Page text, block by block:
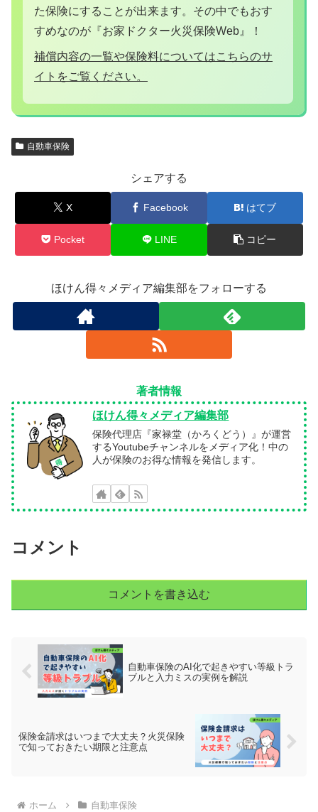
た保険にすることが出来ます。その中でもおす
すめなのが『お家ドクター火災保険Web』！
補償内容の一覧や保険料についてはこちらのサ
イトをご覧ください。
自動車保険
シェアする
X Facebook はてブ
Pocket LINE コピー
ほけん得々メディア編集部をフォローする
著者情報
ほけん得々メディア編集部
保険代理店『家禄堂（かろくどう）』が運営
するYoutubeチャンネルをメディア化！中の
人が保険のお得な情報を発信します。
コメント
コメントを書き込む
自動車保険のAI化で起きやすい等級トラ
ブルと入力ミスの実例を解説
保険金請求はいつまで大丈夫？火災保険
で知っておきたい期限と注意点
ホーム 自動車保険